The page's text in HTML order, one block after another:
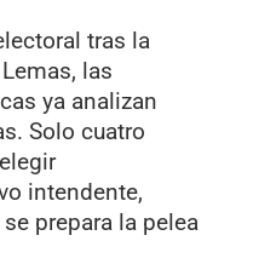
tras la
las
ya analizan
Solo cuatro
intendente,
prepara la pelea